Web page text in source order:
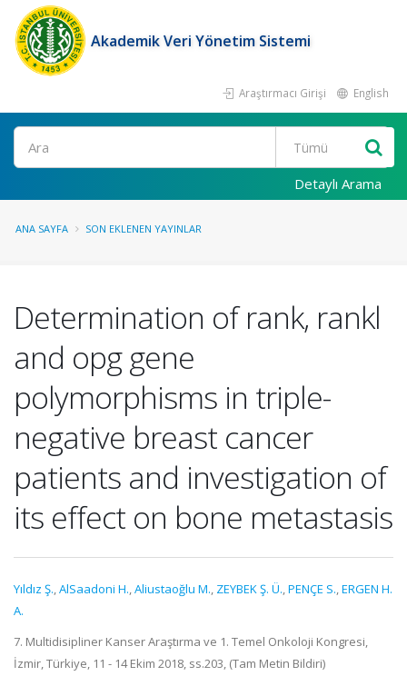
Akademik Veri Yönetim Sistemi
Araştırmacı Girişi English
Ara
Detaylı Arama
ANA SAYFA SON EKLENEN YAYINLAR
Determination of rank, rankl
and opg gene
polymorphisms in triple-
negative breast cancer
patients and investigation of
its effect on bone metastasis
Yıldız Ş.,AlSaadoni H.,Aliustaoğlu M., ZEYBEK Ş. Ü.,PENÇE S.,ERGEN H.
A.
7. Multidisipliner Kanser Araştırma ve 1. Temel Onkoloji Kongresi,
İzmir, Türkiye, 11 - 14 Ekim 2018, ss.203, (Tam Metin Bildiri)